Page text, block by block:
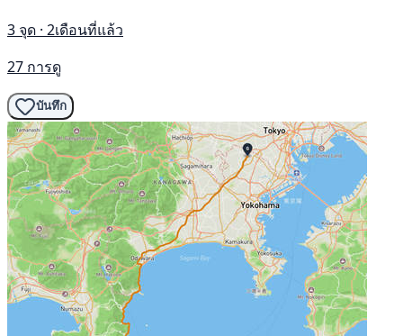
3 จุด · 2เดือนที่แล้ว
27 การดู
บันทึก